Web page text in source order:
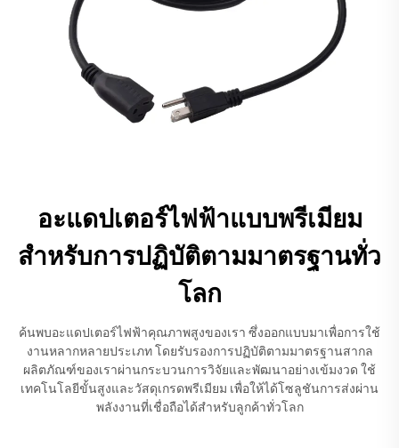
อะแดปเตอร์ไฟฟ้าแบบพรีเมียม
สำหรับการปฏิบัติตามมาตรฐานทั่ว
โลก
ค้นพบอะแดปเตอร์ไฟฟ้าคุณภาพสูงของเรา ซึ่งออกแบบมาเพื่อการใช้
งานหลากหลายประเภท โดยรับรองการปฏิบัติตามมาตรฐานสากล
ผลิตภัณฑ์ของเราผ่านกระบวนการวิจัยและพัฒนาอย่างเข้มงวด ใช้
เทคโนโลยีขั้นสูงและวัสดุเกรดพรีเมียม เพื่อให้ได้โซลูชันการส่งผ่าน
พลังงานที่เชื่อถือได้สำหรับลูกค้าทั่วโลก